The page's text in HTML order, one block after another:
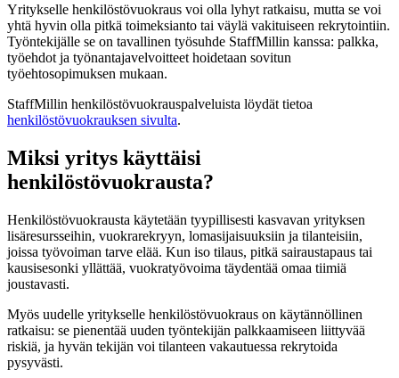
Yritykselle henkilöstövuokraus voi olla lyhyt ratkaisu, mutta se voi
yhtä hyvin olla pitkä toimeksianto tai väylä vakituiseen rekrytointiin.
Työntekijälle se on tavallinen työsuhde StaffMillin kanssa: palkka,
työehdot ja työnantajavelvoitteet hoidetaan sovitun
työehtosopimuksen mukaan.
StaffMillin henkilöstövuokrauspalveluista löydät tietoa
henkilöstövuokrauksen sivulta.
Miksi yritys käyttäisi
henkilöstövuokrausta?
Henkilöstövuokrausta käytetään tyypillisesti kasvavan yrityksen
lisäresursseihin, vuokrarekryyn, lomasijaisuuksiin ja tilanteisiin,
joissa työvoiman tarve elää. Kun iso tilaus, pitkä sairaustapaus tai
kausisesonki yllättää, vuokratyövoima täydentää omaa tiimiä
joustavasti.
Myös uudelle yritykselle henkilöstövuokraus on käytännöllinen
ratkaisu: se pienentää uuden työntekijän palkkaamiseen liittyvää
riskiä, ja hyvän tekijän voi tilanteen vakautuessa rekrytoida
pysyvästi.